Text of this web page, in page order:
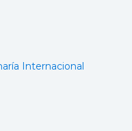
Internacional